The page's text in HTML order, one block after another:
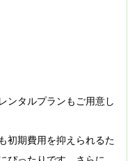
ンタルプランもご用意し
初期費用を抑えられるた